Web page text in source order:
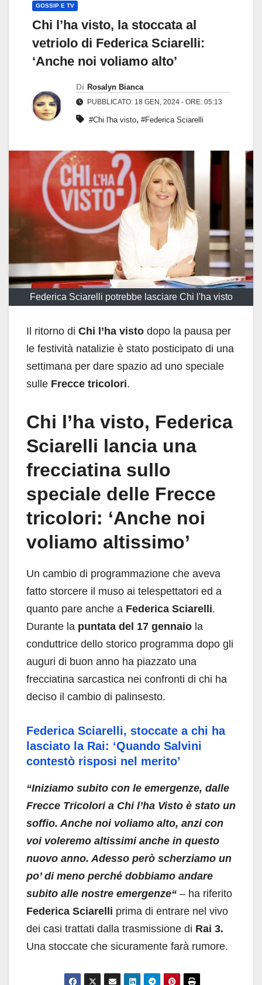
GOSSIP E TV
Chi l’ha visto, la stoccata al
vetriolo di Federica Sciarelli:
‘Anche noi voliamo alto’
Di Rosalyn Bianca
PUBBLICATO: 18 GEN, 2024 - ORE: 05:13
#Chi l'ha visto, #Federica Sciarelli
Federica Sciarelli potrebbe lasciare Chi l'ha visto
Il ritorno di Chi l’ha visto dopo la pausa per
le festività natalizie è stato posticipato di una
settimana per dare spazio ad uno speciale
sulle Frecce tricolori.
Chi l’ha visto, Federica
Sciarelli lancia una
frecciatina sullo
speciale delle Frecce
tricolori: ‘Anche noi
voliamo altissimo’
Un cambio di programmazione che aveva
fatto storcere il muso ai telespettatori ed a
quanto pare anche a Federica Sciarelli.
Durante la puntata del 17 gennaio la
conduttrice dello storico programma dopo gli
auguri di buon anno ha piazzato una
frecciatina sarcastica nei confronti di chi ha
deciso il cambio di palinsesto.
Federica Sciarelli, stoccate a chi ha
lasciato la Rai: ‘Quando Salvini
contestò risposi nel merito’
“Iniziamo subito con le emergenze, dalle
Frecce Tricolori a Chi l’ha Visto è stato un
soffio. Anche noi voliamo alto, anzi con
voi voleremo altissimi anche in questo
nuovo anno. Adesso però scherziamo un
po’ di meno perché dobbiamo andare
subito alle nostre emergenze“ – ha riferito
Federica Sciarelli prima di entrare nel vivo
dei casi trattati dalla trasmissione di Rai 3.
Una stoccate che sicuramente farà rumore.